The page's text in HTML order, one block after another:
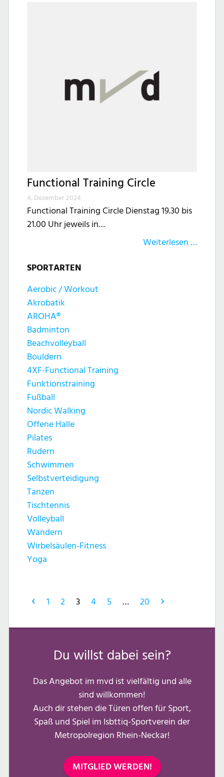
Functional Training Circle
4. Dezember 2024
Functional Training Circle Dienstag 19.30 bis
21.00 Uhr jeweils in…
Weiterlesen …
SPORTARTEN
Aerobic / Workout
Akrobatik
AROHA®
Badminton
Beachvolleyball
Bouldern
4XF-Functional Training
Funktionstraining
Fußball
Nordic Walking
Offene Halle
Pilates
Rudern
Schwimmen
Selbstverteidigung
Tanzen
Tischtennis
Volleyball
Wandern
Wirbelsäulen-Fitness
Yoga
‹ 1 2 3 4 5 … 20 ›
Du willst dabei sein?
Das Angebot im mvd ist vielfältig und alle
sind willkommen!
Auch dir stehen die Türen offen für Sport,
Spaß und Spiel im lsbttiq-Sportverein der
Metropolregion Rhein-Neckar!
MITGLIED WERDEN!